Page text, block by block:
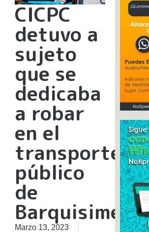
CICPC
detuvo a
sujeto
que se
dedicaba
a robar
en el
transporte
público
de
Barquisimeto
Marzo 13, 2023